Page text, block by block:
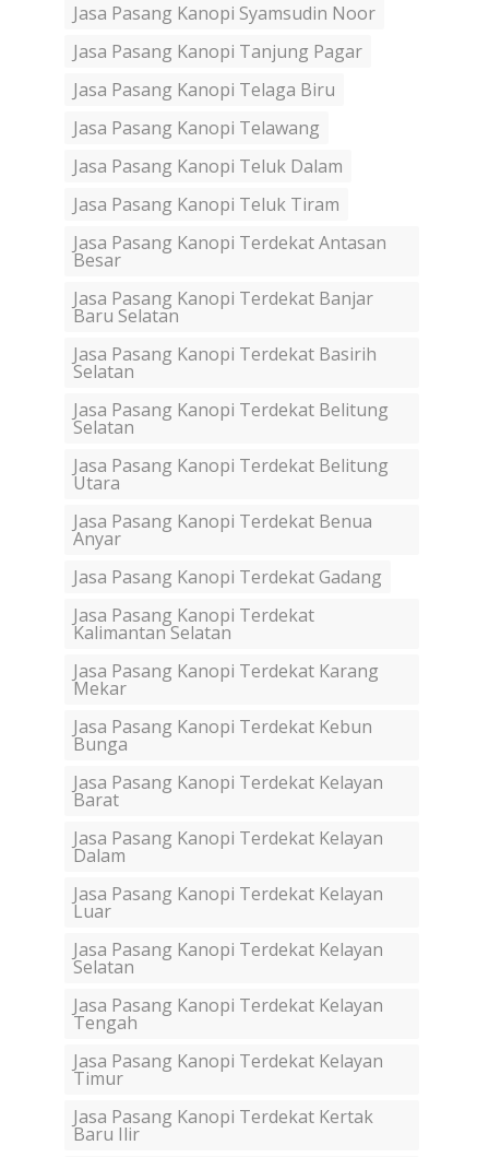
Jasa Pasang Kanopi Syamsudin Noor
Jasa Pasang Kanopi Tanjung Pagar
Jasa Pasang Kanopi Telaga Biru
Jasa Pasang Kanopi Telawang
Jasa Pasang Kanopi Teluk Dalam
Jasa Pasang Kanopi Teluk Tiram
Jasa Pasang Kanopi Terdekat Antasan
Besar
Jasa Pasang Kanopi Terdekat Banjar
Baru Selatan
Jasa Pasang Kanopi Terdekat Basirih
Selatan
Jasa Pasang Kanopi Terdekat Belitung
Selatan
Jasa Pasang Kanopi Terdekat Belitung
Utara
Jasa Pasang Kanopi Terdekat Benua
Anyar
Jasa Pasang Kanopi Terdekat Gadang
Jasa Pasang Kanopi Terdekat
Kalimantan Selatan
Jasa Pasang Kanopi Terdekat Karang
Mekar
Jasa Pasang Kanopi Terdekat Kebun
Bunga
Jasa Pasang Kanopi Terdekat Kelayan
Barat
Jasa Pasang Kanopi Terdekat Kelayan
Dalam
Jasa Pasang Kanopi Terdekat Kelayan
Luar
Jasa Pasang Kanopi Terdekat Kelayan
Selatan
Jasa Pasang Kanopi Terdekat Kelayan
Tengah
Jasa Pasang Kanopi Terdekat Kelayan
Timur
Jasa Pasang Kanopi Terdekat Kertak
Baru Ilir